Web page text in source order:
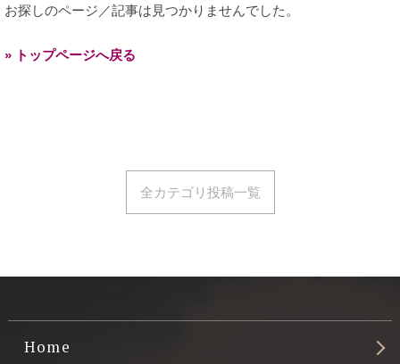
お探しのページ／記事は見つかりませんでした。
» トップページへ戻る
全カテゴリ投稿一覧
Home